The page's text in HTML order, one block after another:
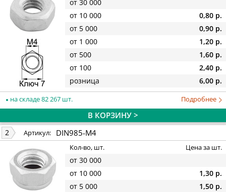
от 30 000
от 10 000
0,80 р.
от 5 000
0,90 р.
от 1 000
1,20 р.
от 500
1,60 р.
от 100
2,40 р.
розница
6,00 р.
на складе 82 267 шт. Подробнее
В КОРЗИНУ >
2 Артикул: DIN985-M4
Кол-во, шт. Цена за шт.
от 30 000
от 10 000
1,30 р.
от 5 000
1,50 р.